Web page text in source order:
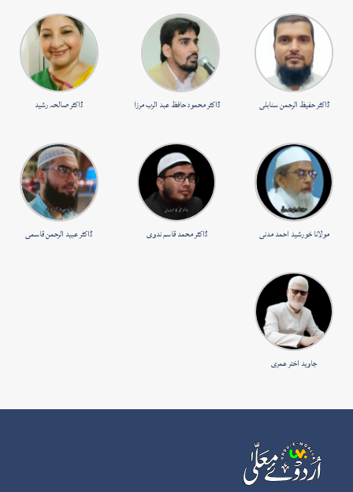
ڈاکٹر حفیظ الرحمن سنابلی ڈاکٹر محمود حافظ عبد الرب مرزا ڈاکٹر صالحہ رشید
مولانا خورشید احمد مدنی ڈاکٹر محمد قاسم ندوی ڈاکٹر عبید الرحمن قاسمی
جاوید اختر عمری